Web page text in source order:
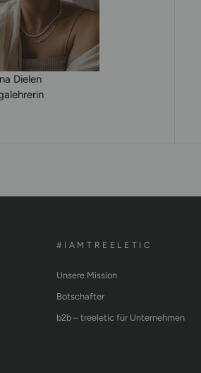
Dielen
#IAMTREELETIC
Unsere Mission
Botschafter
b2b – treeletic für Unternehmen